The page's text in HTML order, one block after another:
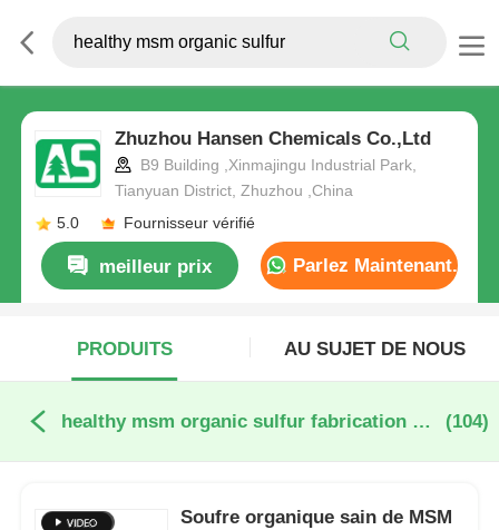
Zhuzhou Hansen Chemicals Co.,Ltd
B9 Building ,Xinmajingu Industrial Park,
Tianyuan District, Zhuzhou ,China
5.0
Fournisseur vérifié
meilleur prix Parlez Maintenant.
PRODUITS AU SUJET DE NOUS
healthy msm organic sulfur fabrication en ligne (104)
Soufre organique sain de MSM